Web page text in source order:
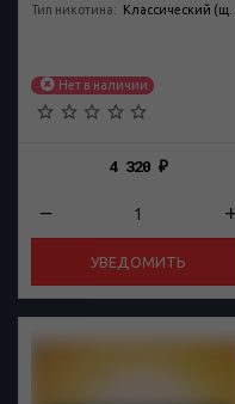
Тип никотина:
Нет в наличии
4 320₽
УВЕДОМИТЬ